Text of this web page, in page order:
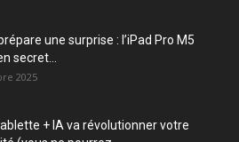
une surprise : l’iPad Pro M5
secret...
2025
+ IA va révolutionner votre